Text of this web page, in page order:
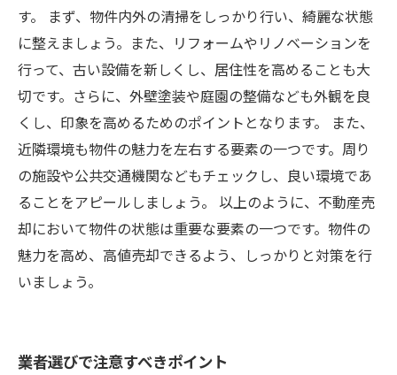
す。 まず、物件内外の清掃をしっかり行い、綺麗な状態
に整えましょう。また、リフォームやリノベーションを
行って、古い設備を新しくし、居住性を高めることも大
切です。さらに、外壁塗装や庭園の整備なども外観を良
くし、印象を高めるためのポイントとなります。 また、
近隣環境も物件の魅力を左右する要素の一つです。周り
の施設や公共交通機関などもチェックし、良い環境であ
ることをアピールしましょう。 以上のように、不動産売
却において物件の状態は重要な要素の一つです。物件の
魅力を高め、高値売却できるよう、しっかりと対策を行
いましょう。
業者選びで注意すべきポイント